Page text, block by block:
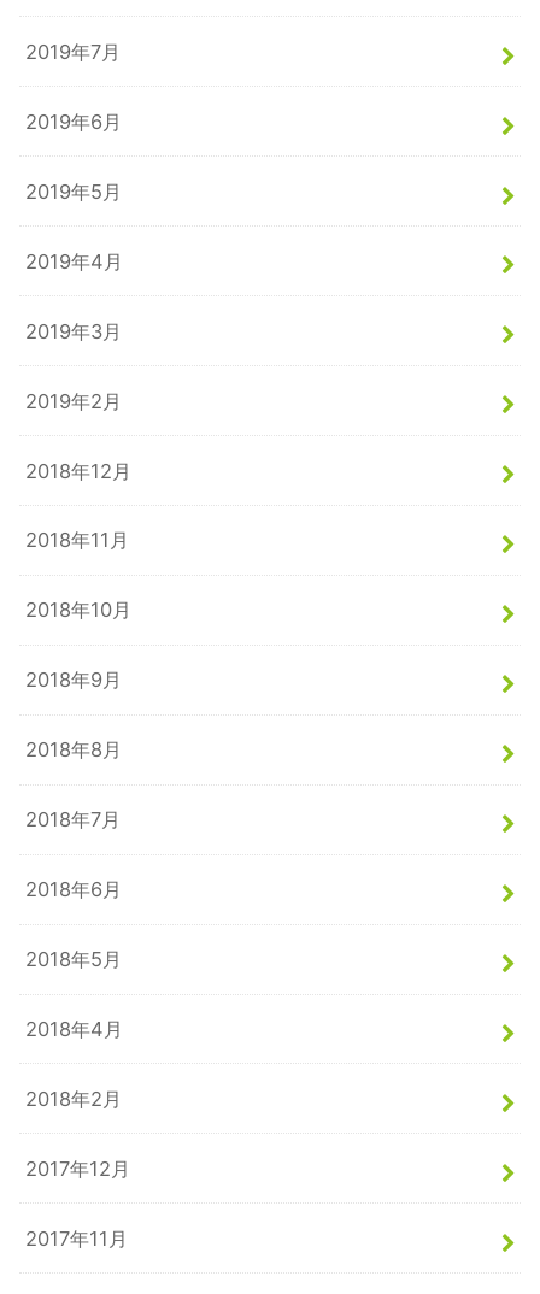
2019年7月
2019年6月
2019年5月
2019年4月
2019年3月
2019年2月
2018年12月
2018年11月
2018年10月
2018年9月
2018年8月
2018年7月
2018年6月
2018年5月
2018年4月
2018年2月
2017年12月
2017年11月